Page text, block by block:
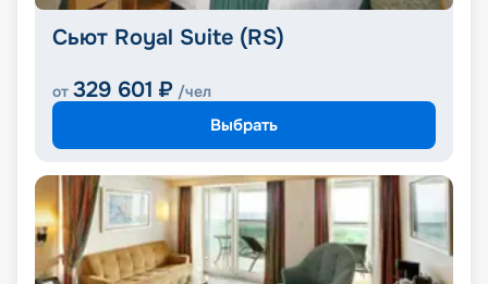
Сьют Royal Suite (RS)
от 329 601 ₽ /чел
Выбрать